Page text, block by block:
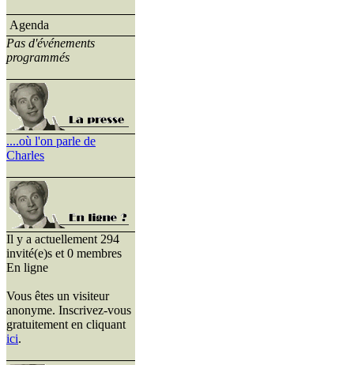
Agenda
Pas d'événements
programmés
....où l'on parle de
Charles
Il y a actuellement 294
invité(e)s et 0 membres
En ligne
Vous êtes un visiteur
anonyme. Inscrivez-vous
gratuitement en cliquant
ici.